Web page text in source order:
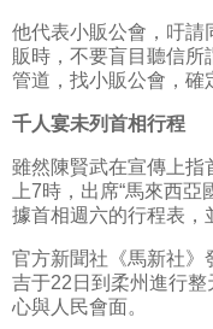
他代表小販公會，吁請
販時，不要盲目聽信所
管道，找小販公會，確
千人宴未列首相行程
雖然陳賢武在宣傳上指
上7時，出席“馬來西
據首相週六的行程表，
官方新聞社《馬新社》
吉于22日到柔州進行
心與人民會面。